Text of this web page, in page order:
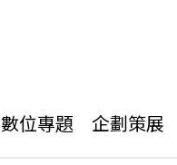
數位專題 企劃策展